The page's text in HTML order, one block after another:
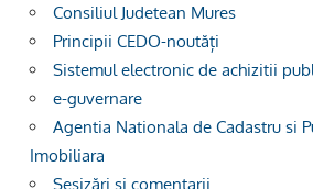
Consiliul Judetean Mures
Principii CEDO-noutăți
Sistemul electronic de achizitii
e-guvernare
Agentia Nationala de Cadastru si
Imobiliara
Sesizări și comentarii